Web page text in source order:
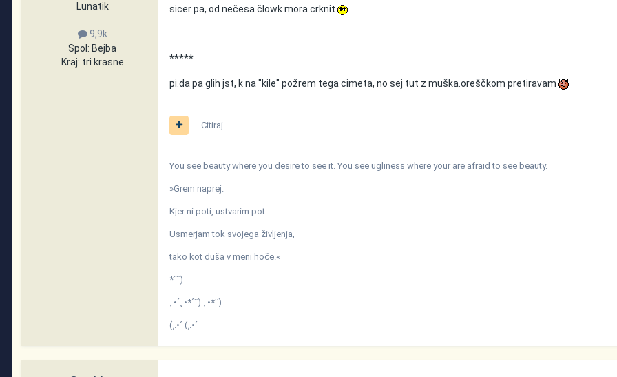
Lunatik
9,9k
Spol: Bejba
Kraj: tri krasne
sicer pa, od nečesa člowk mora crknit
*****
pi.da pa glih jst, k na "kile" požrem tega cimeta, no sej tut z muška.oreščkom pretiravam
Citiraj
You see beauty where you desire to see it. You see ugliness where your are afraid to see beauty.
»Grem naprej.
Kjer ni poti, ustvarim pot.
Usmerjam tok svojega življenja,
tako kot duša v meni hoče.«
*´¨)
¸.•´¸.•*´¨) ¸.•*¨)
(¸.•´ (¸.•´